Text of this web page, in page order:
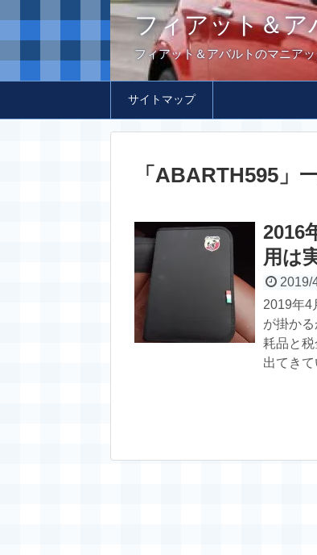
フィアット＆ア
フィアット＆アバルトのマニア
サイトマップ
「 ABARTH595 」
2016
用は
2019/
2019年4
が掛か
耗品と
出てき